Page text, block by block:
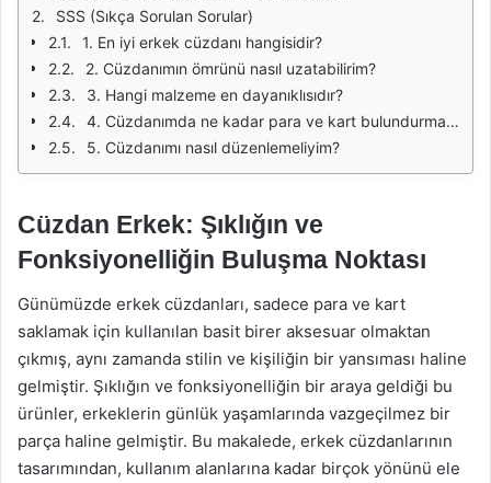
SSS (Sıkça Sorulan Sorular)
1. En iyi erkek cüzdanı hangisidir?
2. Cüzdanımın ömrünü nasıl uzatabilirim?
3. Hangi malzeme en dayanıklısıdır?
4. Cüzdanımda ne kadar para ve kart bulundurmalıyım?
5. Cüzdanımı nasıl düzenlemeliyim?
Cüzdan Erkek: Şıklığın ve
Fonksiyonelliğin Buluşma Noktası
Günümüzde erkek cüzdanları, sadece para ve kart
saklamak için kullanılan basit birer aksesuar olmaktan
çıkmış, aynı zamanda stilin ve kişiliğin bir yansıması haline
gelmiştir. Şıklığın ve fonksiyonelliğin bir araya geldiği bu
ürünler, erkeklerin günlük yaşamlarında vazgeçilmez bir
parça haline gelmiştir. Bu makalede, erkek cüzdanlarının
tasarımından, kullanım alanlarına kadar birçok yönünü ele